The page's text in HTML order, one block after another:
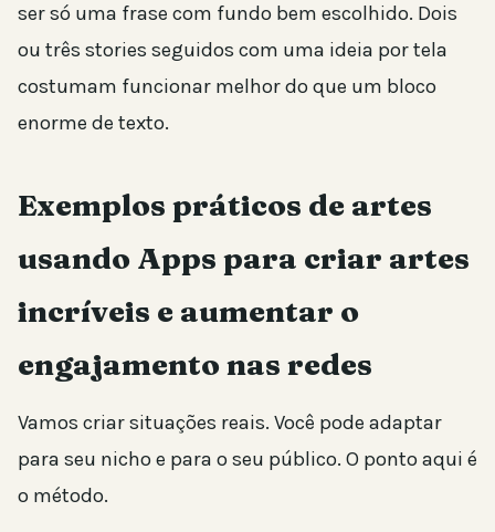
ser só uma frase com fundo bem escolhido. Dois
ou três stories seguidos com uma ideia por tela
costumam funcionar melhor do que um bloco
enorme de texto.
Exemplos práticos de artes
usando Apps para criar artes
incríveis e aumentar o
engajamento nas redes
Vamos criar situações reais. Você pode adaptar
para seu nicho e para o seu público. O ponto aqui é
o método.